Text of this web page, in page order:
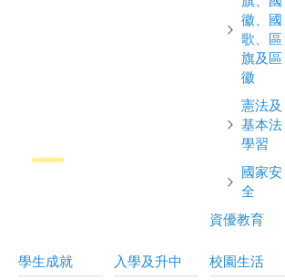
徽、國
歌、區
旗及區
徽
憲法及
基本法
學習
國家安
全
資優教育
學生成就
入學及升中
校園生活